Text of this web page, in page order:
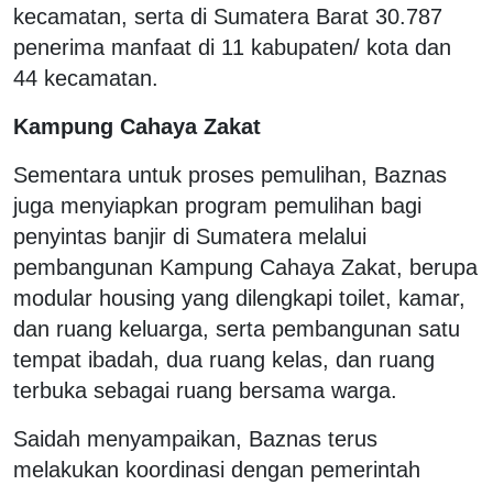
kecamatan, serta di Sumatera Barat 30.787
penerima manfaat di 11 kabupaten/ kota dan
44 kecamatan.
Kampung Cahaya Zakat
Sementara untuk proses pemulihan, Baznas
juga menyiapkan program pemulihan bagi
penyintas banjir di Sumatera melalui
pembangunan Kampung Cahaya Zakat, berupa
modular housing yang dilengkapi toilet, kamar,
dan ruang keluarga, serta pembangunan satu
tempat ibadah, dua ruang kelas, dan ruang
terbuka sebagai ruang bersama warga.
Saidah menyampaikan, Baznas terus
melakukan koordinasi dengan pemerintah